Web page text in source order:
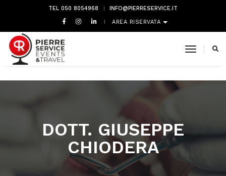
TEL 050 8054968 INFO@PIERRESERVICE.IT
AREA RISERVATA
toggle
DOTT. GIUSEPPE
CHIODERA